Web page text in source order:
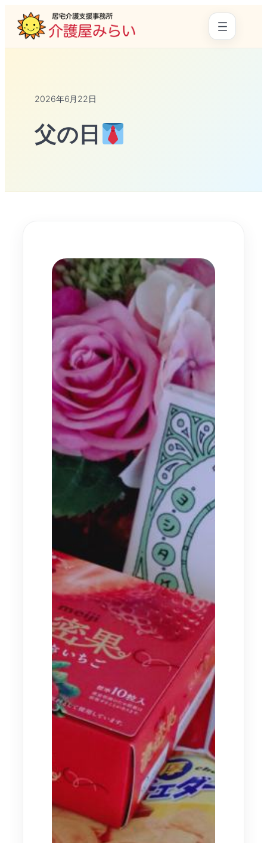
2026年6月22日
父の日